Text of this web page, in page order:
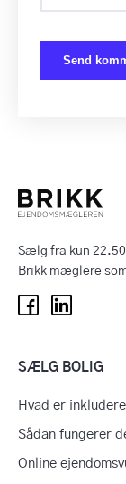
Sælg fra kun
Brikk mæglere
SÆLG BOLIG
Hvad er
Sådan fungerer
Online